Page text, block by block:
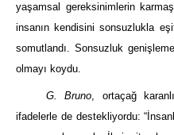
yaşamsal gereksinimlerin
insanın kendisini sonsuzlukla
somutlandı. Sonsuzluk
olmayı koydu.
G. Bruno, ortaçağ
ifadelerle de destekliyordu: